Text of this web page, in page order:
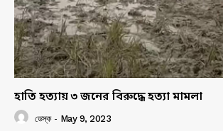
হাতি হত্যায় ৩ জনের বিরুদ্ধে হত্যা মামলা
ডেস্ক - May 9, 2023